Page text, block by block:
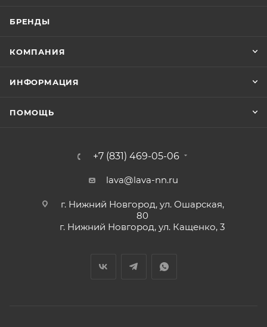
БРЕНДЫ
КОМПАНИЯ
ИНФОРМАЦИЯ
ПОМОЩЬ
+7 (831) 469-05-06
lava@lava-nn.ru
г. Нижний Новгород, ул. Ошарская,
80
г. Нижний Новгород, ул. Кащенко, 3